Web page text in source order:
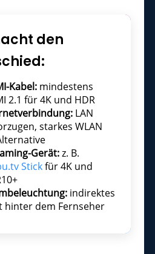
den
Kabel: mindestens
2.1 für 4K und HDR
LAN
starkes WLAN
Gerät:z. B.
Stickfür 4K und
indirektes
hinter dem Fernseher